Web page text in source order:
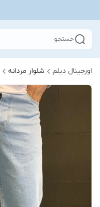
جستجو
اورجینال دیلم شلوار مردانه